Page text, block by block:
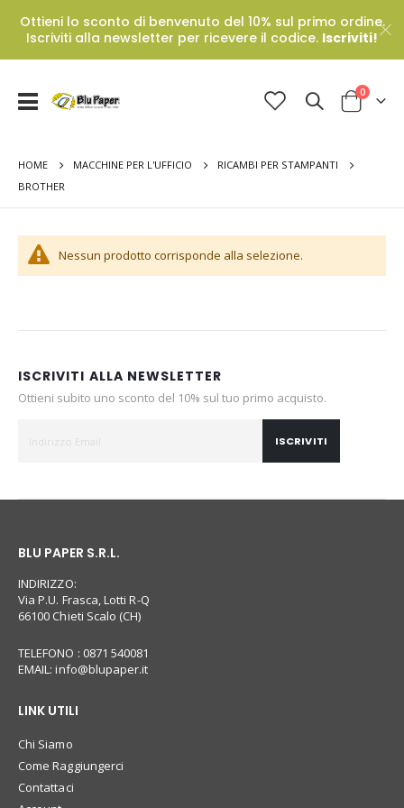
Ottieni lo sconto di benvenuto del 10% sul primo ordine.
Iscriviti alla newsletter per ricevere il codice. Iscriviti!
Toggle
Cart
0Prodotti
HOME MACCHINE PER L'UFFICIO
RICAMBI PER STAMPANTI
BROTHER
Nessun prodotto corrisponde alla selezione.
ISCRIVITI ALLA NEWSLETTER
Ottieni subito uno sconto del 10% sul tuo primo acquisto.
ISCRIVITI
BLU PAPER S.R.L.
INDIRIZZO:
Via P.U. Frasca, Lotti R-Q
66100 Chieti Scalo (CH)
TELEFONO : 0871 540081
EMAIL:info@blupaper.it
LINK UTILI
Chi Siamo
Come Raggiungerci
Contattaci